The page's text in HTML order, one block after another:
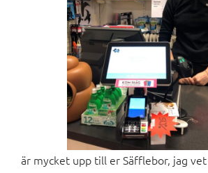
är mycket upp till er Säfflebor, jag